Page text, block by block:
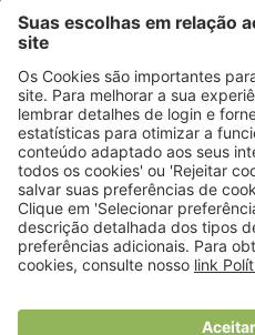
Nacional e de
Contactos